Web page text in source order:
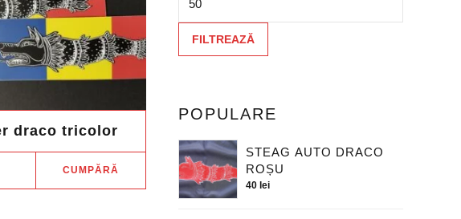
draco tricolor
CUMPĂRĂ
FILTREAZĂ
POPULARE
STEAG AUTO DRACO
ROȘU
40 lei